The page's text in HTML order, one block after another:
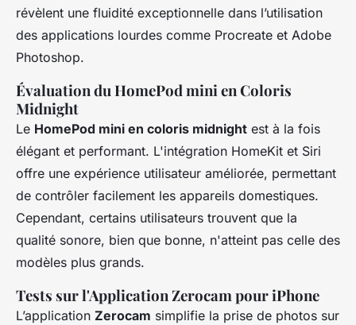
révèlent une fluidité exceptionnelle dans l’utilisation
des applications lourdes comme Procreate et Adobe
Photoshop.
Évaluation du HomePod mini en Coloris
Midnight
Le HomePod mini en coloris midnight est à la fois
élégant et performant. L'intégration HomeKit et Siri
offre une expérience utilisateur améliorée, permettant
de contrôler facilement les appareils domestiques.
Cependant, certains utilisateurs trouvent que la
qualité sonore, bien que bonne, n'atteint pas celle des
modèles plus grands.
Tests sur l'Application Zerocam pour iPhone
L’application Zerocam simplifie la prise de photos sur